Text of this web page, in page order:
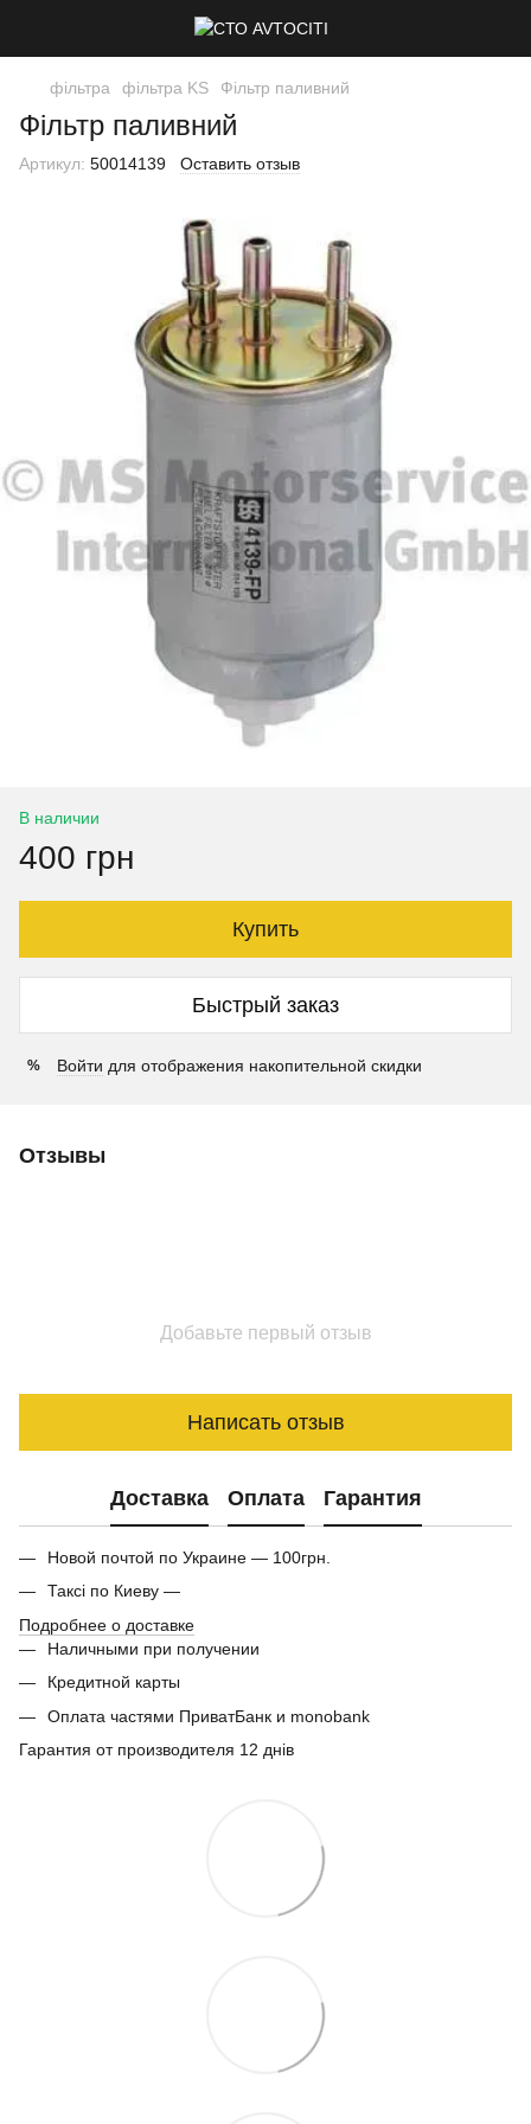
фільтра фільтра KS Фільтр паливний
Фільтр паливний
Артикул: 50014139 Оставить отзыв
В наличии
400 грн
Купить
Быстрый заказ
% Войти для отображения накопительной скидки
Отзывы
Добавьте первый отзыв
Написать отзыв
Доставка Оплата Гарантия
Новой почтой по Украине — 100грн.
Таксі по Киеву —
Подробнее о доставке
Наличными при получении
Кредитной карты
Оплата частями ПриватБанк и monobank
Гарантия от производителя 12 днів